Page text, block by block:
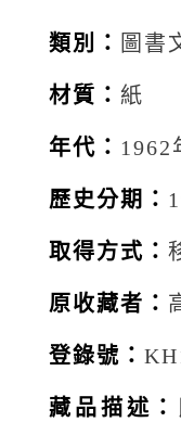
類別： 圖書
材質： 紙
年代： 1962
歷史分期：
取得方式：
原收藏者：
登錄號：
藏品描述：